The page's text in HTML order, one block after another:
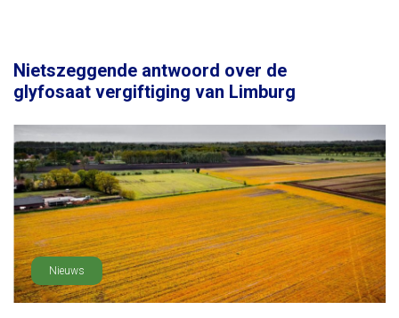
Nietszeggende antwoord over de
glyfosaat vergiftiging van Limburg
Nieuws